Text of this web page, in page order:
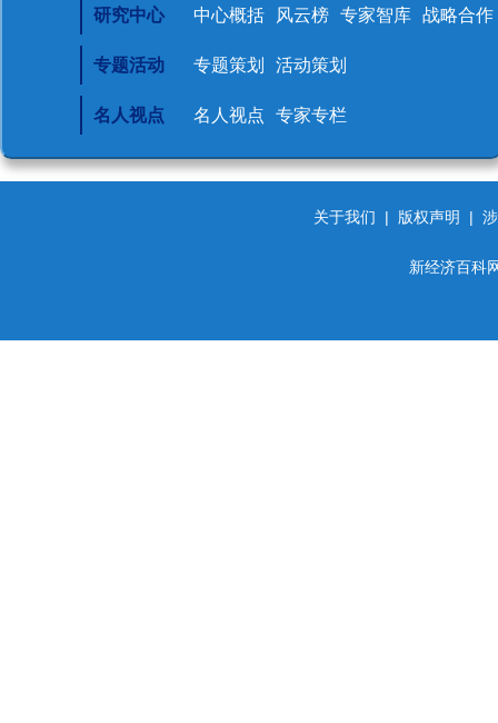
研究中心 中心概括 风云榜 专家智库 战略合作
专题活动 专题策划 活动策划
名人视点 名人视点 专家专栏
关于我们 | 版权声明 |
新经济百科